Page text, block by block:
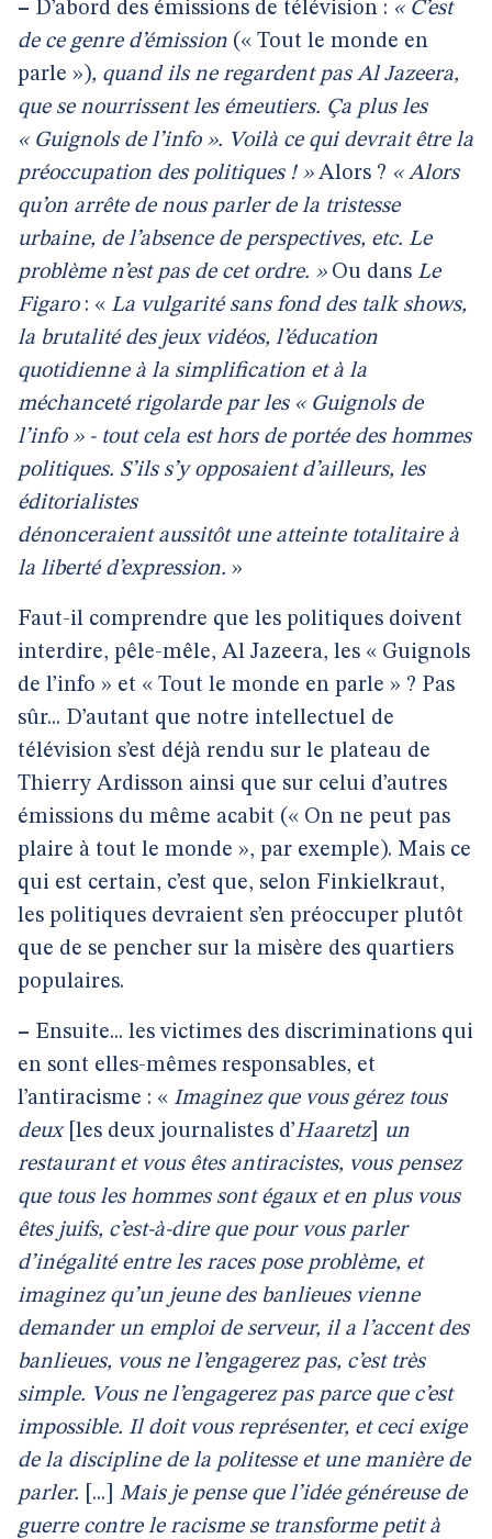
– D’abord des émissions de télévision : « C’est
de ce genre d’émission (« Tout le monde en
parle »), quand ils ne regardent pas Al Jazeera,
que se nourrissent les émeutiers. Ça plus les
« Guignols de l’info ». Voilà ce qui devrait être la
préoccupation des politiques ! »Alors ? « Alors
qu’on arrête de nous parler de la tristesse
urbaine, de l’absence de perspectives, etc. Le
problème n’est pas de cet ordre. » Ou dans Le
Figaro: « La vulgarité sans fond des talk shows,
la brutalité des jeux vidéos, l’éducation
quotidienne à la simplification et à la
méchanceté rigolarde par les « Guignols de
l’info » - tout cela est hors de portée des hommes
politiques. S’ils s’y opposaient d’ailleurs, les
éditorialistes
dénonceraient aussitôt une atteinte totalitaire à
la liberté d’expression. »
Faut-il comprendre que les politiques doivent
interdire, pêle-mêle, Al Jazeera, les « Guignols
de l’info » et « Tout le monde en parle » ? Pas
sûr... D’autant que notre intellectuel de
télévision s’est déjà rendu sur le plateau de
Thierry Ardisson ainsi que sur celui d’autres
émissions du même acabit (« On ne peut pas
plaire à tout le monde », par exemple). Mais ce
qui est certain, c’est que, selon Finkielkraut,
les politiques devraient s’en préoccuper plutôt
que de se pencher sur la misère des quartiers
populaires.
– Ensuite... les victimes des discriminations qui
en sont elles-mêmes responsables, et
l’antiracisme : « Imaginez que vous gérez tous
deux [les deux journalistes d’Haaretz] un
restaurant et vous êtes antiracistes, vous pensez
que tous les hommes sont égaux et en plus vous
êtes juifs, c’est-à-dire que pour vous parler
d’inégalité entre les races pose problème, et
imaginez qu’un jeune des banlieues vienne
demander un emploi de serveur, il a l’accent des
banlieues, vous ne l’engagerez pas, c’est très
simple. Vous ne l’engagerez pas parce que c’est
impossible. Il doit vous représenter, et ceci exige
de la discipline de la politesse et une manière de
parler. [...] Mais je pense que l’idée généreuse de
guerre contre le racisme se transforme petit à